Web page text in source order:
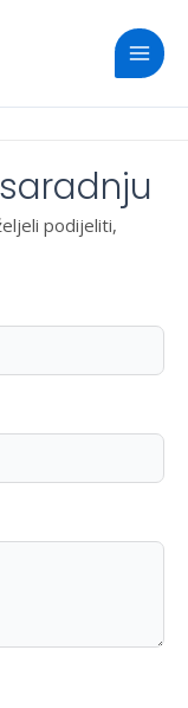
Main
podijeliti,